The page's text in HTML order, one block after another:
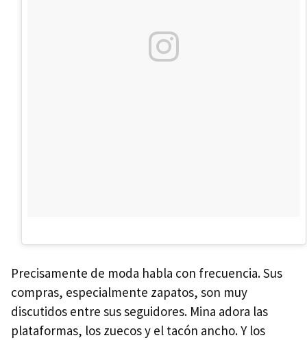
Precisamente de moda habla con frecuencia. Sus
compras, especialmente zapatos, son muy
discutidos entre sus seguidores. Mina adora las
plataformas, los zuecos y el tacón ancho. Y los